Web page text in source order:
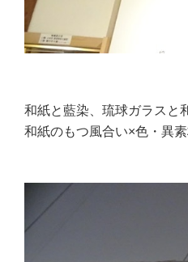
和紙と藍染、琉球ガラスと
和紙のもつ風合い×色・異